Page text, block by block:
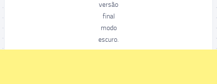
versão
final
modo
escuro.